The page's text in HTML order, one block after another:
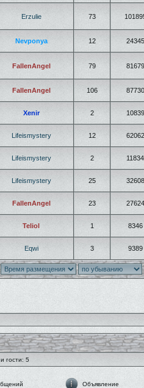
Erzulie 73
Nevponya 12 24345
FallenAngel 79 81679
FallenAngel 106 87730
Xenir 2 10839
Lifeismystery 12 62062
Lifeismystery 2 11834
Lifeismystery 25 32608
FallenAngel 23 27624
Teliol 1 8346
Eqwi 3 9389
гости: 5
Объявление